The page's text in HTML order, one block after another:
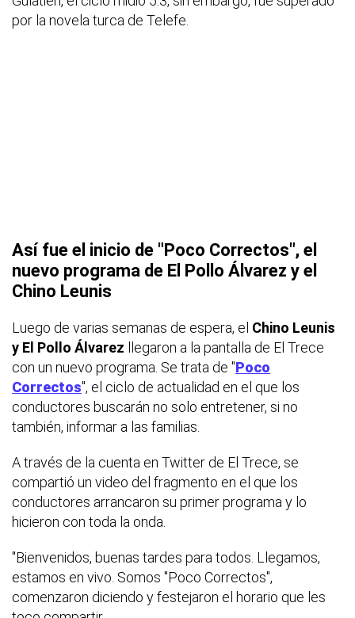
por la novela turca de Telefe.
Así fue el inicio de "Poco Correctos", el
nuevo programa de El Pollo Álvarez y el
Chino Leunis
Luego de varias semanas de espera, el Chino Leunis
y El Pollo Álvarez llegaron a la pantalla de El Trece
con un nuevo programa. Se trata de "Poco
Correctos", el ciclo de actualidad en el que los
conductores buscarán no solo entretener, si no
también, informar a las familias.
A través de la cuenta en Twitter de El Trece, se
compartió un video del fragmento en el que los
conductores arrancaron su primer programa y lo
hicieron con toda la onda.
"Bienvenidos, buenas tardes para todos. Llegamos,
estamos en vivo. Somos "Poco Correctos",
comenzaron diciendo y festejaron el horario que les